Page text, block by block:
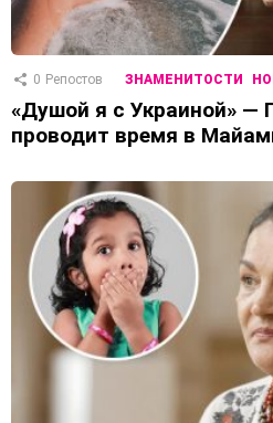
0 Репостов ЗНАМЕНИТОСТИ
«Душой я с Украиной» —
проводит время в